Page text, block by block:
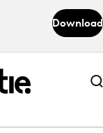
Download
Abonneer nu
Abonneer nu